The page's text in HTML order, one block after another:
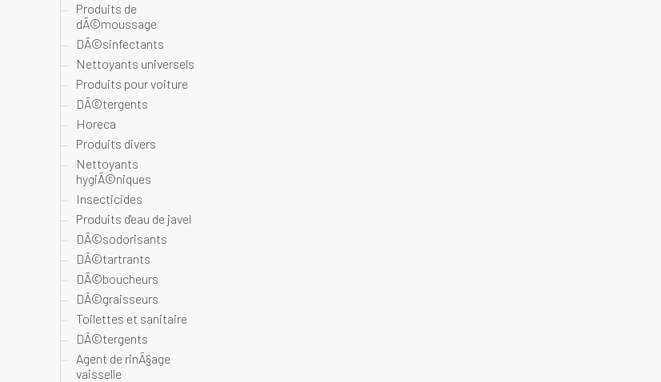
Produits de
dÃ©moussage
DÃ©sinfectants
Nettoyants universels
Produits pour voiture
DÃ©tergents
Horeca
Produits divers
Nettoyants
hygiÃ©niques
Insecticides
Produits d'eau de javel
DÃ©sodorisants
DÃ©tartrants
DÃ©boucheurs
DÃ©graisseurs
Toilettes et sanitaire
DÃ©tergents
Agent de rinÃ§age
vaisselle